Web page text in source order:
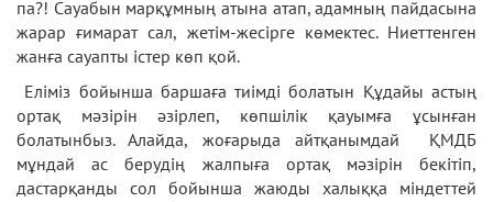
па?! Сауабын марқұмның атына атап, адамның пайдасына
жарар ғимарат сал, жетім-жесірге көмектес. Ниеттенген
жанға сауапты істер көп қой.
Еліміз бойынша баршаға тиімді болатын Құдайы астың
ортақ мәзірін әзірлеп, көпшілік қауымға ұсынған
болатынбыз. Алайда, жоғарыда айтқанымдай ҚМДБ
мұндай ас берудің жалпыға ортақ мәзірін бекітіп,
дастарқанды сол бойынша жаюды халыққа міндеттей